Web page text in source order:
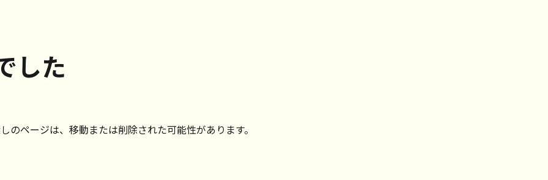
した
のページは、移動または削除された可能性があります。